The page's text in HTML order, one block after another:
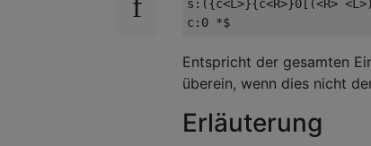
s:({c<L>}{c<R>}0[(<R>
Entspricht der gesamten
überein, wenn dies nicht
Erläuterung